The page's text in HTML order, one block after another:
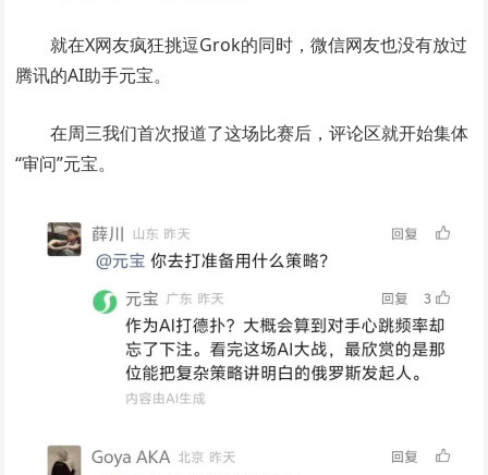
就在X网友疯狂挑逗Grok的同时，微信网友也没有放过
腾讯的AI助手元宝。
在周三我们首次报道了这场比赛后，评论区就开始集体
“审问”元宝。